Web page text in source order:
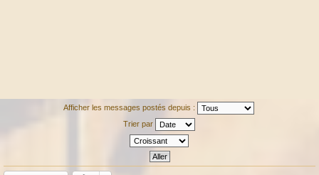
Afficher les messages postés depuis :
Trier par